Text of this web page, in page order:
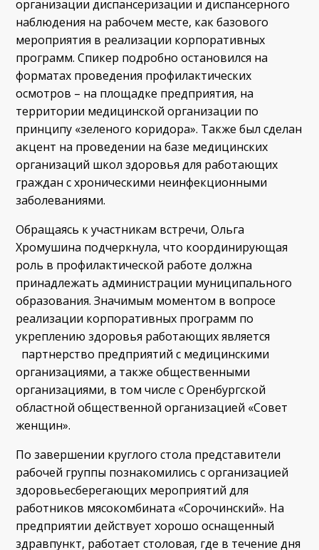
организации диспансеризации и диспансерного
наблюдения на рабочем месте, как базового
мероприятия в реализации корпоративных
программ. Спикер подробно остановился на
форматах проведения профилактических
осмотров – на площадке предприятия, на
территории медицинской организации по
принципу «зеленого коридора». Также был сделан
акцент на проведении на базе медицинских
организаций школ здоровья для работающих
граждан с хроническими неинфекционными
заболеваниями.
Обращаясь к участникам встречи, Ольга
Хромушина подчеркнула, что координирующая
роль в профилактической работе должна
принадлежать администрации муниципального
образования. Значимым моментом в вопросе
реализации корпоративных программ по
укреплению здоровья работающих является
партнерство предприятий с медицинскими
организациями, а также общественными
организациями, в том числе с Оренбургской
областной общественной организацией «Совет
женщин».
По завершении круглого стола представители
рабочей группы познакомились с организацией
здоровьесберегающих мероприятий для
работников мясокомбината «Сорочинский». На
предприятии действует хорошо оснащенный
здравпункт, работает столовая, где в течение дня